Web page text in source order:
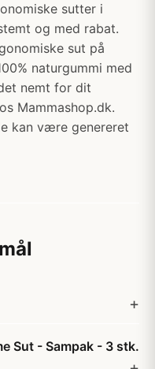
sutter i
og med rabat.
sut på
naturgummi med
nemt for dit
Mammashop.dk.
kan være genereret
Sut - Sampak - 3 stk.